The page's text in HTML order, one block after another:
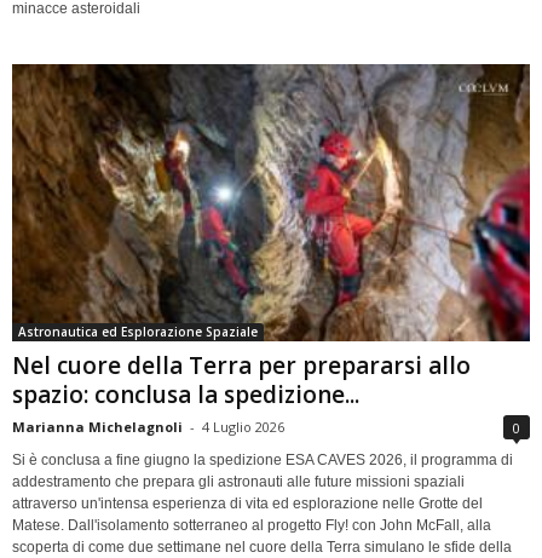
minacce asteroidali
Astronautica ed Esplorazione Spaziale
Nel cuore della Terra per prepararsi allo
spazio: conclusa la spedizione...
Marianna Michelagnoli - 4 Luglio 2026 0
Si è conclusa a fine giugno la spedizione ESA CAVES 2026, il programma di
addestramento che prepara gli astronauti alle future missioni spaziali
attraverso un'intensa esperienza di vita ed esplorazione nelle Grotte del
Matese. Dall'isolamento sotterraneo al progetto Fly! con John McFall, alla
scoperta di come due settimane nel cuore della Terra simulano le sfide della